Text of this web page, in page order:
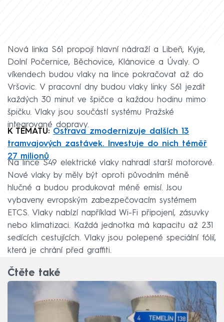
Nová linka S61 propojí hlavní nádraží a Libeň, Kyje,
Dolní Počernice, Běchovice, Klánovice a Úvaly. O
víkendech budou vlaky na lince pokračovat až do
Vršovic. V pracovní dny budou vlaky linky S61 jezdit
každých 30 minut ve špičce a každou hodinu mimo
špičku. Vlaky jsou součástí systému Pražské
integrované dopravy.
K TÉMATU: Ostrava zmodernizuje dalších 13
tramvajových zastávek. Investuje do nich téměř
27 milionů
Na lince S49 elektrické vlaky nahradí starší motorové.
Nové vlaky by měly být oproti původním méně
hlučné a budou produkovat méně emisí. Jsou
vybaveny evropským zabezpečovacím systémem
ETCS. Vlaky nabízí například Wi-Fi připojení, zásuvky
nebo klimatizaci. Každá jednotka má kapacitu až 231
sedících cestujících. Vlaky jsou polepené speciální fólií,
která je chrání před graffiti.
Čtěte také